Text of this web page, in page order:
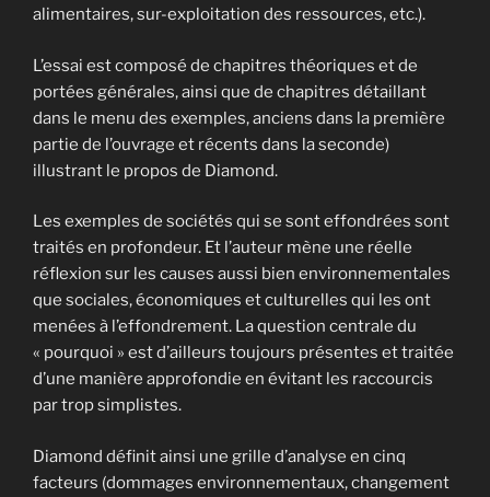
alimentaires, sur-exploitation des ressources, etc.).
L’essai est composé de chapitres théoriques et de
portées générales, ainsi que de chapitres détaillant
dans le menu des exemples, anciens dans la première
partie de l’ouvrage et récents dans la seconde)
illustrant le propos de Diamond.
Les exemples de sociétés qui se sont effondrées sont
traités en profondeur. Et l’auteur mène une réelle
réflexion sur les causes aussi bien environnementales
que sociales, économiques et culturelles qui les ont
menées à l’effondrement. La question centrale du
« pourquoi » est d’ailleurs toujours présentes et traitée
d’une manière approfondie en évitant les raccourcis
par trop simplistes.
Diamond définit ainsi une grille d’analyse en cinq
facteurs (dommages environnementaux, changement